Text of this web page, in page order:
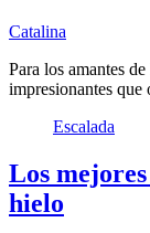
Catalina
Para los amantes
impresionantes
Escalada
Los
hielo